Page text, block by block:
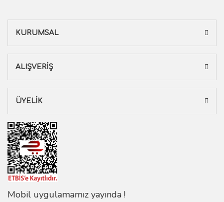
KURUMSAL
ALIŞVERİŞ
ÜYELİK
Mobil uygulamamız yayında !